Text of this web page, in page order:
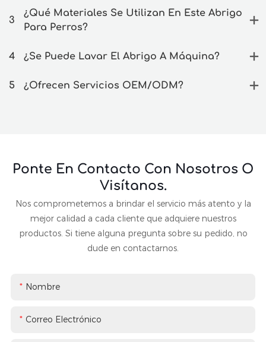
3
¿Qué Materiales Se Utilizan En Este Abrigo
Para Perros?
4 ¿Se Puede Lavar El Abrigo A Máquina?
5 ¿Ofrecen Servicios OEM/ODM?
Ponte En Contacto Con Nosotros O
Visítanos.
Nos comprometemos a brindar el servicio más atento y la
mejor calidad a cada cliente que adquiere nuestros
productos. Si tiene alguna pregunta sobre su pedido, no
dude en contactarnos.
Nombre
Correo Electrónico